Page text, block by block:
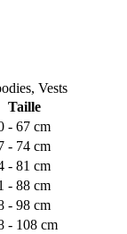
Vests
Taille
- 67 cm
- 74 cm
- 81 cm
- 88 cm
- 98 cm
- 108 cm